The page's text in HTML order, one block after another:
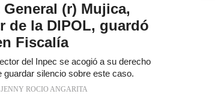
(r) Mujica,
de la DIPOL, guardó
Fiscalía
del Inpec se acogió a su derecho
guardar silencio sobre este caso.
JENNY ROCIO ANGARITA